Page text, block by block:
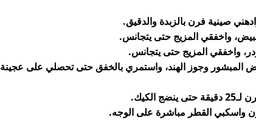
واخفقي المزيج حتى يتجانس.
واخفقي المزيج حتى يتجانس.
المبشور وجوز الهند، واستمري بالخفق حتى تحصلي على عجينة
الكيك.
واسكبي القطر مباشرة على الوجه.